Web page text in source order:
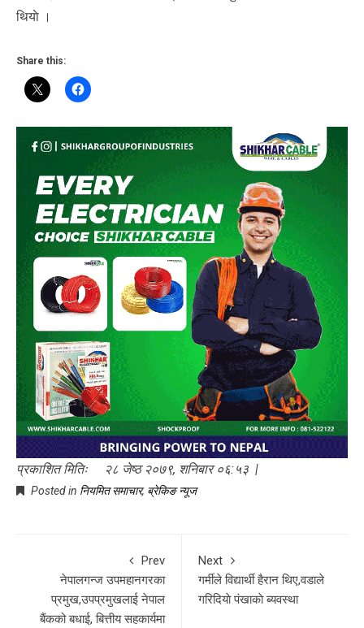
थियाे ।
Share this:
प्रकाशित मितिः २८ जेष्ठ २०७९, शनिबार ०६:५३ |
Posted in नियमित समाचार, ब्रेकिङ न्यूज
Prev
नेपालगन्ज उपमहानगरका
प्रमुख,उपप्रमुखलाई नेपाल
बैंकको बधाई, बित्तीय सहकार्यमा
Next
गर्मीले विद्यार्थी हैरान थिए,वडाले
गरिदियाे पंखाकाे ब्यवस्था